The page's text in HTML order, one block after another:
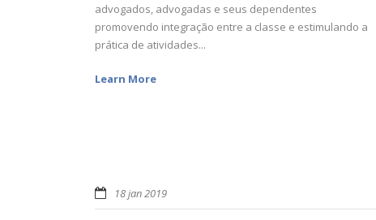
advogados, advogadas e seus dependentes
promovendo integração entre a classe e estimulando a
prática de atividades...
Learn More
18 jan 2019